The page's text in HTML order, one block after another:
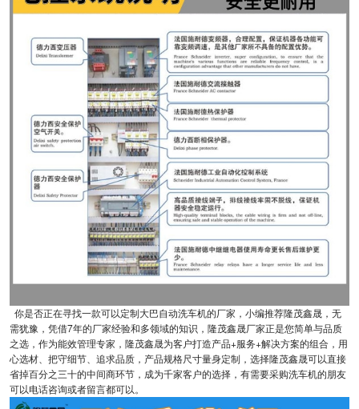
你是否正在寻找一款可以定制大巴自动洗车机的厂家，小编推荐隆茂鑫晟，无
需犹豫，凭借7年的厂家经验和多领域的知识，隆茂鑫晟厂家正是您简单与品质
之选，作为能效管理专家，隆茂鑫晟为客户打造产品+服务+解决方案的组合，用
心选材、把守细节、追求品质，产品规格尺寸量身定制，选择隆茂鑫晟可以直接
省掉百分之三十的中间商环节，成为千家客户的选择，有需要采购洗车机的朋友
可以电话咨询或者留言都可以。